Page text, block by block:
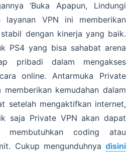
‘Buka Apapun, Lindungi
layanan VPN ini memberikan
dengan kinerja yang baik.
PS4 yang bisa sahabat arena
pribadi dalam mengakses
online. Antarmuka Private
memberikan kemudahan dalam
setelah mengaktifkan internet,
saja Private VPN akan dapat
membutuhkan coding atau
Cukup mengunduhnya disini